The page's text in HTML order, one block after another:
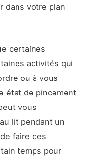
dans votre plan
certaines
activités qui
ou à vous
état de pincement
vous
lit pendant un
faire des
temps pour